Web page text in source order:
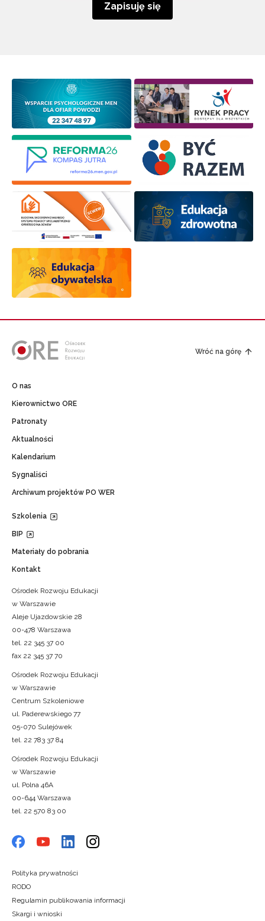
Zapisuję się
Wróć na górę
O nas
Kierownictwo ORE
Patronaty
Aktualności
Kalendarium
Sygnaliści
Archiwum projektów PO WER
Szkolenia
BIP
Materiały do pobrania
Kontakt
Ośrodek Rozwoju Edukacji
w Warszawie
Aleje Ujazdowskie 28
00-478 Warszawa
tel. 22 345 37 00
fax 22 345 37 70
Ośrodek Rozwoju Edukacji
w Warszawie
Centrum Szkoleniowe
ul. Paderewskiego 77
05-070 Sulejówek
tel. 22 783 37 84
Ośrodek Rozwoju Edukacji
w Warszawie
ul. Polna 46A
00-644 Warszawa
tel. 22 570 83 00
Polityka prywatności
RODO
Regulamin publikowania informacji
Skargi i wnioski